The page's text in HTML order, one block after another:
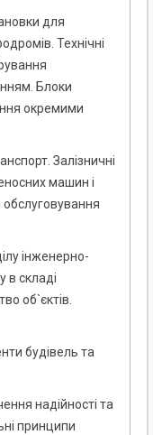
для
Технічні
Блоки
окремими
Залізничні
машин і
обслуговування
інженерно-
в складі
об`єктів.
будівель та
надійності та
принципи